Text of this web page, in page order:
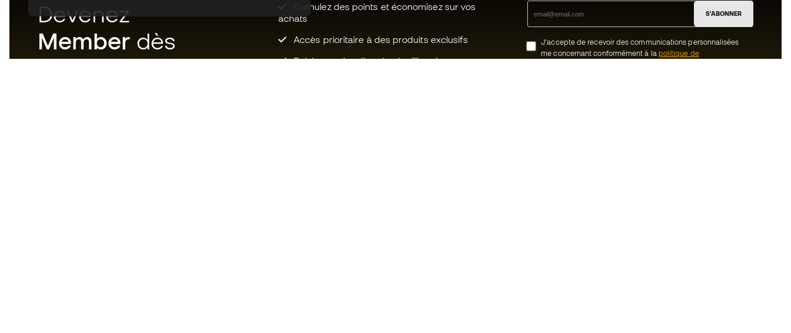
Devenez
Member dès
maintenant
Cumulez des points et économisez sur vos
achats
Accès prioritaire à des produits exclusifs
Rejoignez plus d’un demi-million de
S'ABONNER
J’accepte de recevoir des communications personnalisées
me concernant conformément à la politique de